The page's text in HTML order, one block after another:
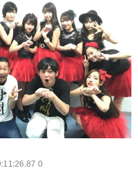
外伝」グッズ販売決定
にてBABYMETALのパネル展が開催中
0